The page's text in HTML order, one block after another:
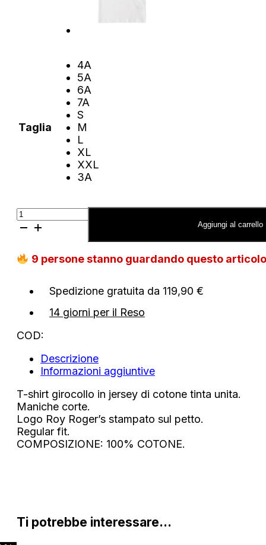
Taglia
4A
5A
6A
7A
S
M
L
XL
XXL
3A
T-
shirt
con
quantità
Aggiungi al carrello
9 persone stanno guardando questo
Spedizione gratuita da 119,90 €
14 giorni per il Reso
COD:
Descrizione
Informazioni aggiuntive
T-shirt girocollo in jersey di cotone tinta unita.
Maniche corte.
Logo Roy Roger’s stampato sul petto.
Regular fit.
COMPOSIZIONE: 100% COTONE.
Ti potrebbe interessare…